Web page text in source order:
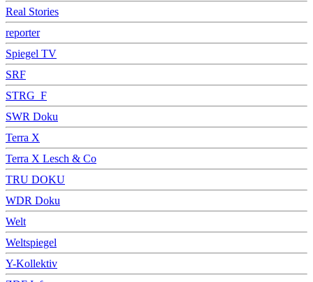
Real Stories
reporter
Spiegel TV
SRF
STRG_F
SWR Doku
Terra X
Terra X Lesch & Co
TRU DOKU
WDR Doku
Welt
Weltspiegel
Y-Kollektiv